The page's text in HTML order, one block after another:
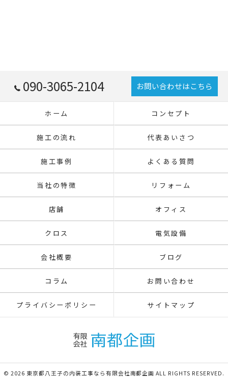
090-3065-2104 お問い合わせはこちら
ホーム コンセプト
施工の流れ 代表あいさつ
施工事例 よくある質問
当社の特徴 リフォーム
店舗 オフィス
クロス 電気設備
会社概要 ブログ
コラム お問い合わせ
プライバシーポリシー サイトマップ
© 2026 東京都八王子の内装工事なら有限会社南都企画 ALL RIGHTS RESERVED.